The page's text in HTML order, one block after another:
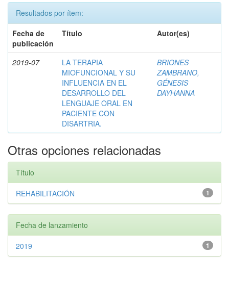
Resultados por ítem:
Fecha de
publicación
Título Autor(es)
2019-07
LA TERAPIA
MIOFUNCIONAL Y SU
INFLUENCIA EN EL
DESARROLLO DEL
LENGUAJE ORAL EN
PACIENTE CON
DISARTRIA.
BRIONES
ZAMBRANO,
GÉNESIS
DAYHANNA
Otras opciones relacionadas
Título
1
REHABILITACIÓN
Fecha de lanzamiento
1
2019